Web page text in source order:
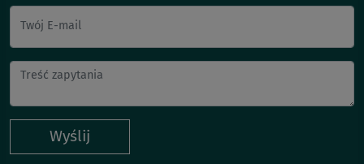
Twój E-mail
Wyślij